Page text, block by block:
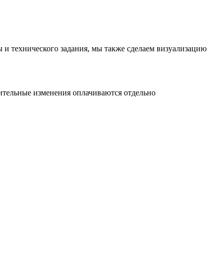
технического задания, мы также сделаем визуализацию
изменения оплачиваются отдельно